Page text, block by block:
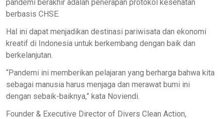
pandemi berakhir adalah penerapan protokol kesehatan
berbasis CHSE.
Hal ini dapat menjadikan destinasi pariwisata dan ekonomi
kreatif di Indonesia untuk berkembang dengan baik dan
berkelanjutan.
“Pandemi ini memberikan pelajaran yang berharga bahwa kita
sebagai manusia harus menjaga dan merawat bumi ini
dengan sebaik-baiknya,” kata Noviendi.
Founder & Executive Director of Divers Clean Action,